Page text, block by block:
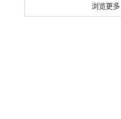
浏览更多